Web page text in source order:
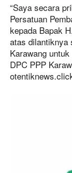
“Saya secara
Persatuan
kepada Bapak
atas dilantiknya
Karawang
DPC PPP